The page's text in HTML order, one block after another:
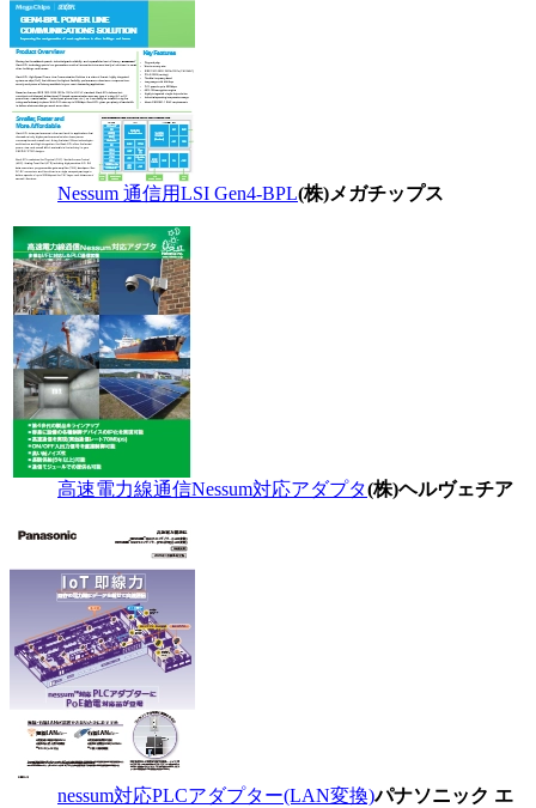
Nessum 通信用LSI Gen4-BPL(株)メガチップス
高速電力線通信Nessum対応アダプタ(株)ヘルヴェチア
nessum対応PLCアダプター(LAN変換)パナソニック エ